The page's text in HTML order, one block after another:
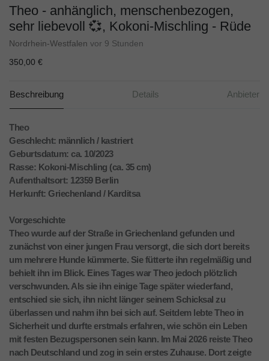
Theo - anhänglich, menschenbezogen,
sehr liebevoll 💞, Kokoni-Mischling - Rüde
Nordrhein-Westfalen vor 9 Stunden
350,00 €
Beschreibung Details Anbieter
Theo
Geschlecht: männlich / kastriert
Geburtsdatum: ca. 10/2023
Rasse: Kokoni-Mischling (ca. 35 cm)
Aufenthaltsort: 12359 Berlin
Herkunft: Griechenland / Karditsa
Vorgeschichte
Theo wurde auf der Straße in Griechenland gefunden und
zunächst von einer jungen Frau versorgt, die sich dort bereits
um mehrere Hunde kümmerte. Sie fütterte ihn regelmäßig und
behielt ihn im Blick. Eines Tages war Theo jedoch plötzlich
verschwunden. Als sie ihn einige Tage später wiederfand,
entschied sie sich, ihn nicht länger seinem Schicksal zu
überlassen und nahm ihn bei sich auf. Seitdem lebte Theo in
Sicherheit und durfte erstmals erfahren, wie schön ein Leben
mit festen Bezugspersonen sein kann. Im Mai 2026 reiste Theo
nach Deutschland und zog in sein erstes Zuhause. Dort zeigte